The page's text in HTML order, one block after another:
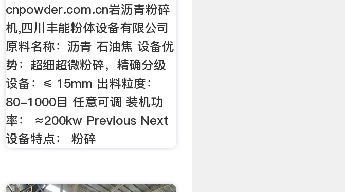
cnpowder.com.cn岩沥青粉碎
机,四川丰能粉体设备有限公司
原料名称：沥青 石油焦 设备优
势：超细超微粉碎，精确分级
设备：≤ 15mm 出料粒度：
80-1000目 任意可调 装机功
率： ≈200kw Previous Next
设备特点： 粉碎